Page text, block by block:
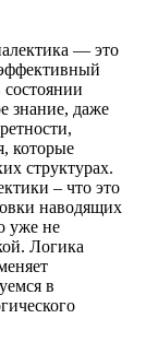
— это
состоянии
знание, даже
которые
структурах.
– что это
наводящих
уже не
Логика
в